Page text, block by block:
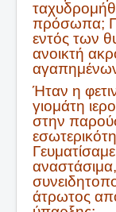
πρόσωπα;
εντός των
ανοικτή
Ήταν η
γιομάτη
στην
άτρωτος από